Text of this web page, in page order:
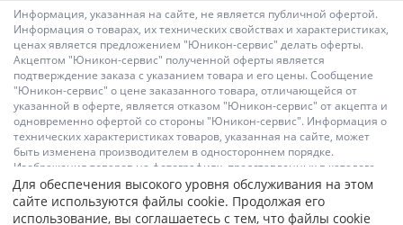
Информация, указанная на сайте, не является публичной офертой.
Информация о товарах, их технических свойствах и характеристиках,
ценах является предложением "Юникон-сервис" делать оферты.
Акцептом "Юникон-сервис" полученной оферты является
подтверждение заказа с указанием товара и его цены. Сообщение
"Юникон-сервис" о цене заказанного товара, отличающейся от
указанной в оферте, является отказом "Юникон-сервис" от акцепта и
одновременно офертой со стороны "Юникон-сервис". Информация о
технических характеристиках товаров, указанная на сайте, может
быть изменена производителем в одностороннем порядке.
Изображения товаров на фотографиях, представленных в каталоге
на сайте, могут отличаться от оригиналов. Информация о цене
товара, указанная в каталоге на сайте, может отличаться от
фактической к моменту оформления заказа на соответствующий
Для обеспечения высокого уровня обслуживания на этом
сайте используются файлы cookie. Продолжая его
использование, вы соглашаетесь с тем, что файлы cookie